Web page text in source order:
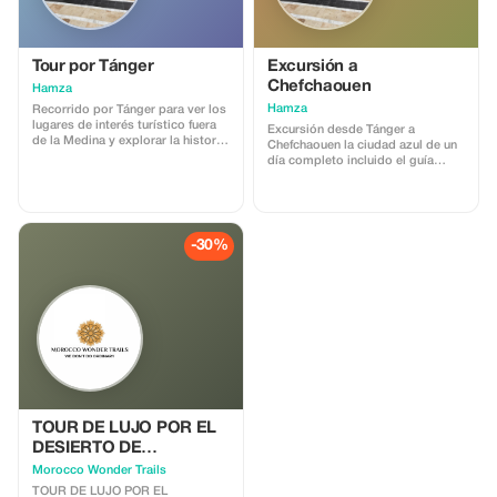
• Consejos culturales e
información local Sin obligaciones
ni costes ocultos. Perfecto para
viajeros que desean
antes de reservar o finalizar sus
planes.
Tour por Tánger
Hamza
Recorrido por Tánger para ver los
lugares de interés turístico fuera
de la Medina y explorar la historia
Excursión a
Chefchaouen
Hamza
Excursión desde Tánger a
Chefchaouen la ciudad azul de un
día completo incluido el guía
-30%
TOUR DE LUJO POR EL
DESIERTO DE
MARRUECOS – DE FEZ A
MARRAKECH
Morocco Wonder Trails
TOUR DE LUJO POR EL